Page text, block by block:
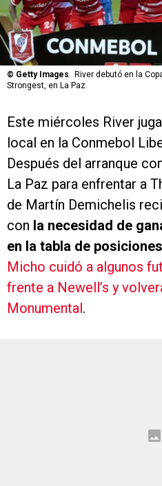
© Getty Images
River debutó en la
Strongest, en La Paz.
Este miércoles River
local en la Conmebol
Después del arranque
La Paz para enfrentar a
de Martín Demichelis
con la necesidad de
en la tabla de
Micho cuidó a algunos
frente a Newell’s y
Monumental .